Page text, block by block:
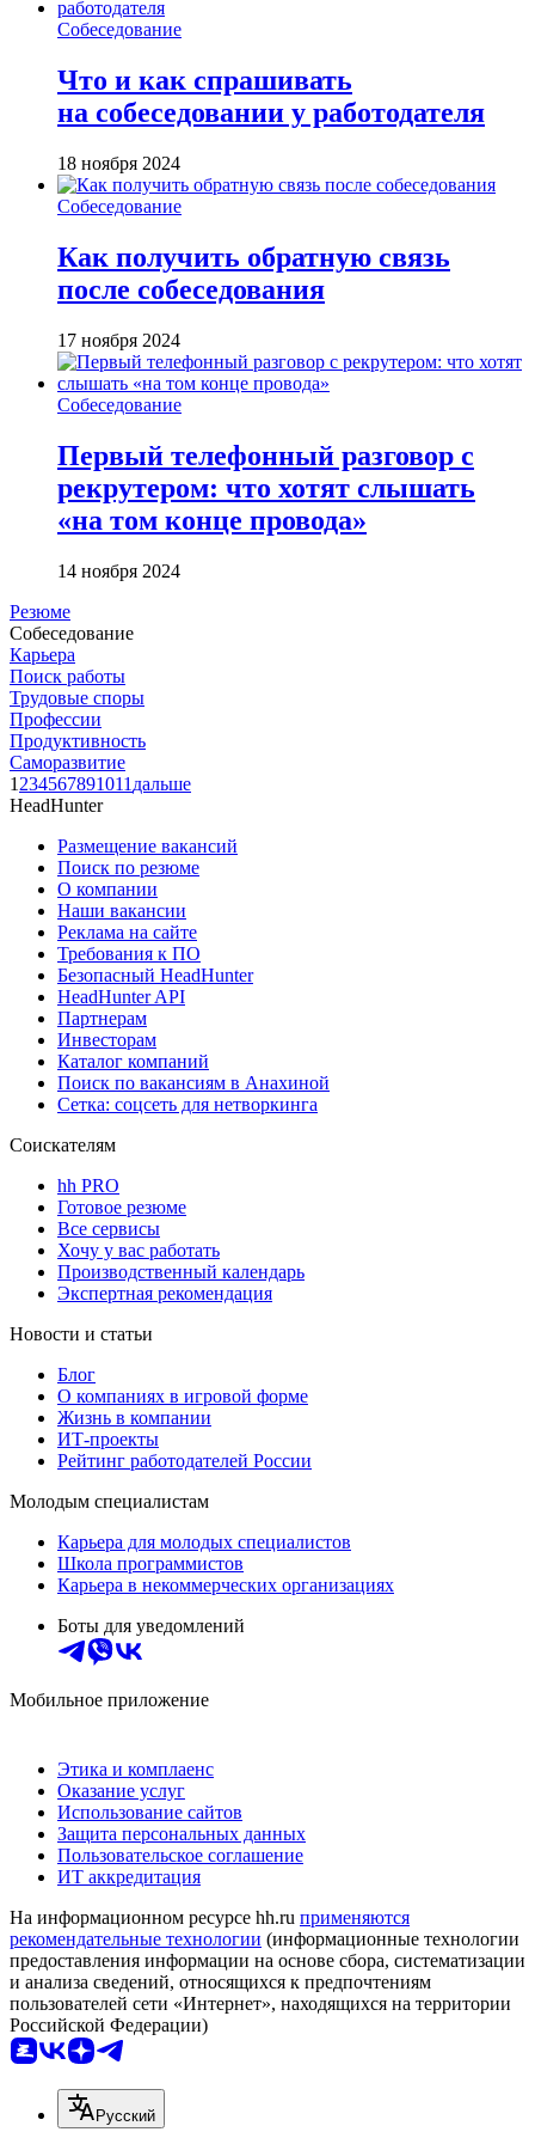
Собеседование
Что и как спрашивать
на собеседовании у работодателя
18 ноября 2024
Собеседование
Как получить обратную связь
после собеседования
17 ноября 2024
Собеседование
Первый телефонный разговор с
рекрутером: что хотят слышать
«на том конце провода»
14 ноября 2024
Резюме
Собеседование
Карьера
Поиск работы
Трудовые споры
Профессии
Продуктивность
Саморазвитие
1 234567891011 дальше
HeadHunter
Размещение вакансий
Поиск по резюме
О компании
Наши вакансии
Реклама на сайте
Требования к ПО
Безопасный HeadHunter
HeadHunter API
Партнерам
Инвесторам
Каталог компаний
Поиск по вакансиям в Анахиной
Сетка: соцсеть для нетворкинга
Соискателям
hh PRO
Готовое резюме
Все сервисы
Хочу у вас работать
Производственный календарь
Экспертная рекомендация
Новости и статьи
Блог
О компаниях в игровой форме
Жизнь в компании
ИТ-проекты
Рейтинг работодателей России
Молодым специалистам
Карьера для молодых специалистов
Школа программистов
Карьера в некоммерческих организациях
Боты для уведомлений
Мобильное приложение
Этика и комплаенс
Оказание услуг
Использование сайтов
Защита персональных данных
Пользовательское соглашение
ИТ аккредитация
На информационном ресурсе hh.ru применяются
рекомендательные технологии (информационные технологии
предоставления информации на основе сбора, систематизации
и анализа сведений, относящихся к предпочтениям
пользователей сети «Интернет», находящихся на территории
Российской Федерации)
Русский